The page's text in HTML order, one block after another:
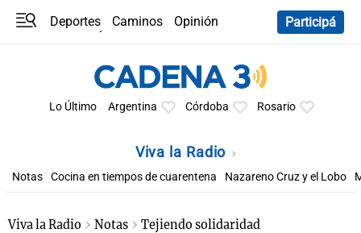
Deportes Caminos
Opinión
Participá
Lo Último Argentina Córdoba Rosario
Viva la Radio
Notas Cocina en tiempos de cuarentena Nazareno Cruz y el Lobo
Viva la Radio Notas Tejiendo solidaridad